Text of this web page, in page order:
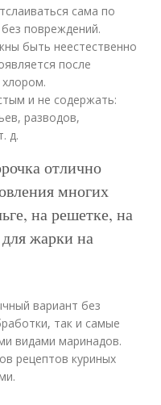
сама по
повреждений.
быть неестественно
после
и не содержать:
разводов,
д.
отлично
многих
на решетке, на
жарки на
вариант без
так и самые
видами маринадов.
рецептов куриных